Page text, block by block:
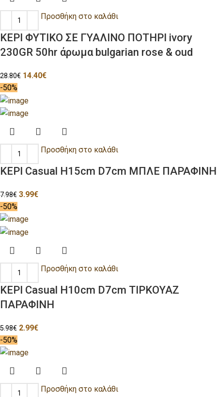
Προσθήκη στο καλάθι
ΚΕΡΙ ΦΥΤΙΚΟ ΣΕ ΓΥΑΛΙΝΟ ΠΟΤΗΡΙ ivory
230GR 50hr άρωμα bulgarian rose & oud
28.80€ 14.40€
-50%
Προσθήκη στο καλάθι
ΚΕΡΙ Casual H15cm D7cm ΜΠΛΕ ΠΑΡΑΦΙΝΗ
7.98€ 3.99€
-50%
Προσθήκη στο καλάθι
ΚΕΡΙ Casual H10cm D7cm ΤΙΡΚΟΥΑΖ
ΠΑΡΑΦΙΝΗ
5.98€ 2.99€
-50%
Προσθήκη στο καλάθι